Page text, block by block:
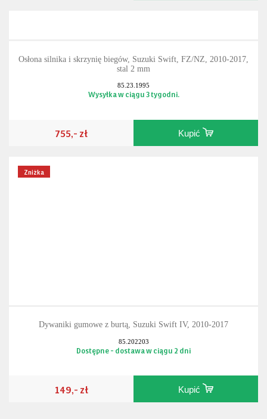
Osłona silnika i skrzynię biegów, Suzuki Swift, FZ/NZ, 2010-2017,
stal 2 mm
85.23.1995
Wysyłka w ciągu 3 tygodni.
755,- zł Kupić
Zniżka
Dywaniki gumowe z burtą, Suzuki Swift IV, 2010-2017
85.202203
Dostępne - dostawa w ciągu 2 dni
149,- zł Kupić